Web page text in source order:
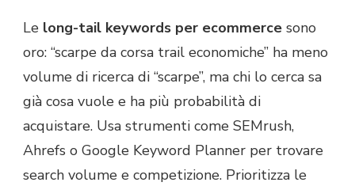
Le long-tail keywords per ecommerce sono
oro: “scarpe da corsa trail economiche” ha meno
volume di ricerca di “scarpe”, ma chi lo cerca sa
già cosa vuole e ha più probabilità di
acquistare. Usa strumenti come SEMrush,
Ahrefs o Google Keyword Planner per trovare
search volume e competizione. Prioritizza le